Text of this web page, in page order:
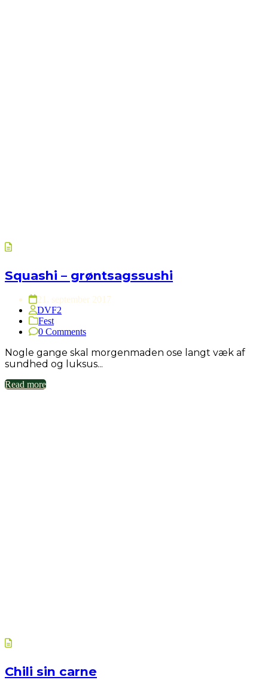
Squashi – grøntsagssushi
21. september 2017
DVF2
Fest
0 Comments
Nogle gange skal morgenmaden ose langt væk af
sundhed og luksus...
Read more
Chili sin carne